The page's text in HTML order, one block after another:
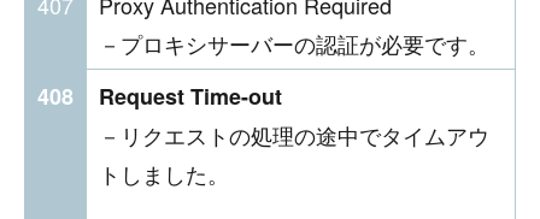
－プロキシサーバーの認証が必要です。
408
Request Time-out
－リクエストの処理の途中でタイムアウ
トしました。